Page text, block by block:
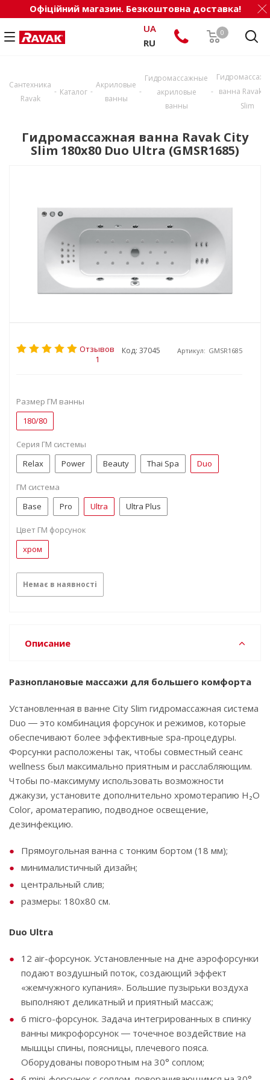
Офіційний магазин. Безкоштовна доставка!
0
UA
RU
Сантехника
Ravak
- Каталог -
Акриловые
ванны
-
Гидромассажные
акриловые
ванны
- ванна Ravak
Slim
Гидромассажная ванна Ravak City
Slim 180x80 Duo Ultra (GMSR1685)
Отзывов
1
Код: 37045 Артикул: GMSR1685
Размер ГМ ванны
180/80
Серия ГМ системы
Relax
Power Beauty Thai Spa Duo
ГМ система
Base
Pro Ultra Ultra Plus
Цвет ГМ форсунок
хром
Немає в наявності
Описание
Разноплановые массажи для большего комфорта
Установленная в ванне City Slim гидромассажная система
Duo ― это комбинация форсунок и режимов, которые
обеспечивают более эффективные spa-процедуры.
Форсунки расположены так, чтобы совместный сеанс
wellness был максимально приятным и расслабляющим.
Чтобы по-максимуму использовать возможности
джакузи, установите дополнительно хромотерапию ‌‌H₂O‌‌
‌‌Color,‌‌ ‌‌ароматерапию,‌‌ ‌‌подводное ‌‌освещение,‌
‌дезинфекцию.‌ ‌
Прямоугольная ванна с тонким бортом (18 мм);
минималистичный дизайн;
центральный слив;
размеры: 180х80 см.
Duo Ultra
12 air-форсунок. Установленные на дне аэрофорсунки
подают воздушный поток, создающий эффект
«жемчужного купания». Большие пузырьки воздуха
выполняют деликатный и приятный массаж;
6 micro-форсунок. Задача интегрированных в спинку
ванны микрофорсунок ― точечное воздействие на
мышцы спины, поясницы, плечевого пояса.
Оборудованы поворотным на 30° соплом;